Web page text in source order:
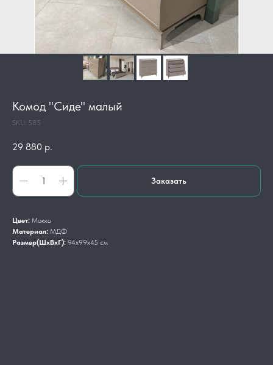
Комод "Сиде" малый
SKU: 585
29 880 р.
Заказать
Цвет: Мокко
Материал: МДФ
Размер(ШхВхГ): 94х99х45 см